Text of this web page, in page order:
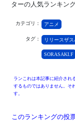
ターの人気ランキング
カテゴリ： アニメ
タグ： リリースザス
SORASAKI.F
ランこれは本記事に紹介され
するものではありません。そ
す。
このランキングの投